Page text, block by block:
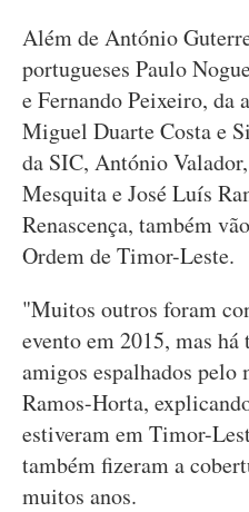
Além de António
portugueses Paulo
e Fernando Peixeiro, da
Miguel Duarte Costa e
da SIC, António
Mesquita e José Luís
Renascença, também
Ordem de Timor-Leste.
"Muitos outros foram
evento em 2015, mas há
amigos espalhados pelo
Ramos-Horta,
estiveram em Timor-
também fizeram a
muitos anos.